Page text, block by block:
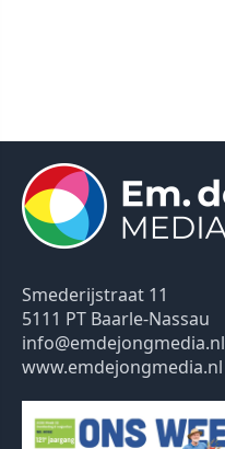
Smederijstraat 11
5111 PT Baarle-Nassau
info@emdejongmedia.nl
www.emdejongmedia.nl